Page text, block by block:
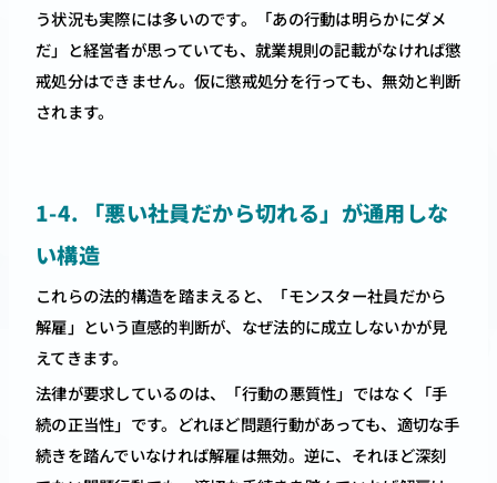
う状況も実際には多いのです。「あの行動は明らかにダメ
だ」と経営者が思っていても、就業規則の記載がなければ懲
戒処分はできません。仮に懲戒処分を行っても、無効と判断
されます。
1-4. 「悪い社員だから切れる」が通用しな
い構造
これらの法的構造を踏まえると、「モンスター社員だから
解雇」という直感的判断が、なぜ法的に成立しないかが見
えてきます。
法律が要求しているのは、「行動の悪質性」ではなく「手
続の正当性」です。どれほど問題行動があっても、適切な手
続きを踏んでいなければ解雇は無効。逆に、それほど深刻